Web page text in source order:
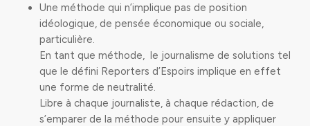
Une méthode qui n’implique pas de position
idéologique, de pensée économique ou sociale,
particulière.
En tant que méthode, le journalisme de solutions tel
que le défini Reporters d’Espoirs implique en effet
une forme de neutralité.
Libre à chaque journaliste, à chaque rédaction, de
s’emparer de la méthode pour ensuite y appliquer